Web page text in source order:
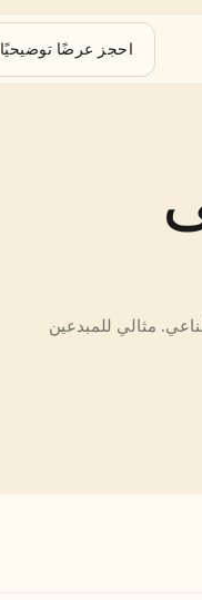
احجز عرضًا توضيحيًا